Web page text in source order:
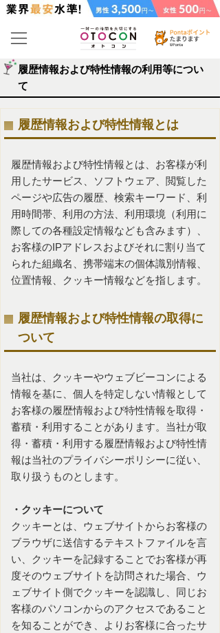
履歴情報および特性情報の利用等につい
て
履歴情報および特性情報とは
履歴情報および特性情報とは、お客様が利
用したサービス、ソフトウェア、閲覧した
ページや広告の履歴、検索キーワード、利
用時間帯、利用の方法、利用環境（利用に
際しての各種設定情報なども含みます）、
お客様のIPアドレスおよびそれに割り当て
られた組織名、携帯端末の個体識別情報、
位置情報、クッキー情報などを指します。
履歴情報および特性情報の取得に
ついて
当社は、クッキーやウェブビーコンによる
情報を基に、個人を特定しない情報として
お客様の履歴情報および特性情報を取得・
蓄積・利用することがあります。当社が取
得・蓄積・利用する履歴情報および特性情
報は当社のプライバシーポリシーに従い、
取り扱うものとします。
・クッキーについて
クッキーとは、ウェブサイトからお客様の
ブラウザに送信するテキストファイルを言
い、クッキーを記録することでお客様が再
度そのウェブサイトを訪問された場合、ウ
ェブサイト側でクッキーを認識し、同じお
客様のパソコンからのアクセスであること
を知ることができ、よりお客様に合ったサ